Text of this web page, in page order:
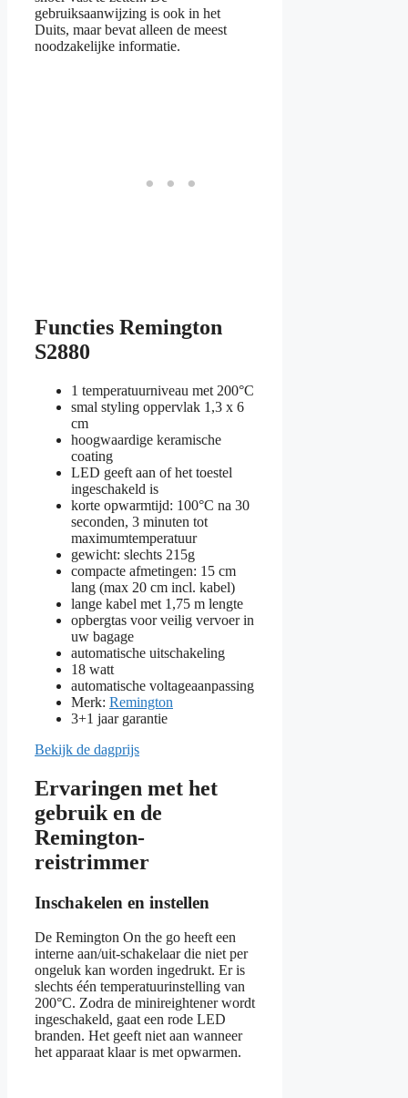
gebruiksaanwijzing is ook in het
Duits, maar bevat alleen de meest
noodzakelijke informatie.
Functies Remington
S2880
1 temperatuurniveau met 200°C
smal styling oppervlak 1,3 x 6
cm
hoogwaardige keramische
coating
LED geeft aan of het toestel
ingeschakeld is
korte opwarmtijd: 100°C na 30
seconden, 3 minuten tot
maximumtemperatuur
gewicht: slechts 215g
compacte afmetingen: 15 cm
lang (max 20 cm incl. kabel)
lange kabel met 1,75 m lengte
opbergtas voor veilig vervoer in
uw bagage
automatische uitschakeling
18 watt
automatische voltageaanpassing
Merk: Remington
3+1 jaar garantie
Bekijk de dagprijs
Ervaringen met het
gebruik en de
Remington-
reistrimmer
Inschakelen en instellen
De Remington On the go heeft een
interne aan/uit-schakelaar die niet per
ongeluk kan worden ingedrukt. Er is
slechts één temperatuurinstelling van
200°C. Zodra de minireightener wordt
ingeschakeld, gaat een rode LED
branden. Het geeft niet aan wanneer
het apparaat klaar is met opwarmen.